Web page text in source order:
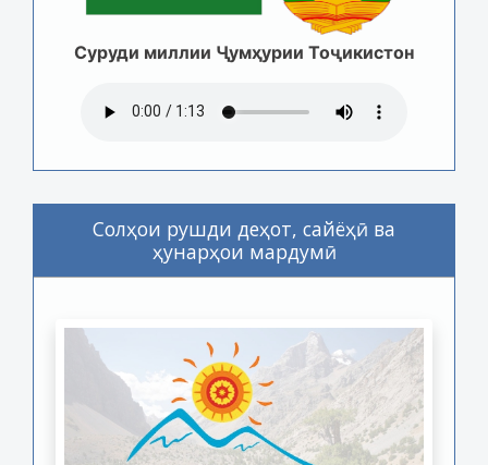
Суруди миллии Ҷумҳурии Тоҷикистон
Солҳои рушди деҳот, сайёҳӣ ва
ҳунарҳои мардумӣ